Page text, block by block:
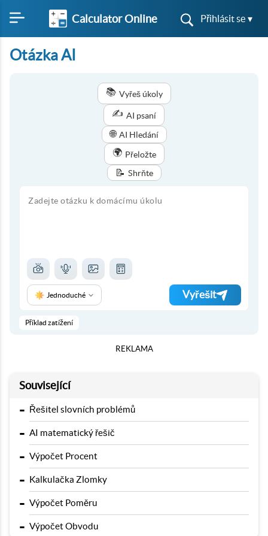
Calculator Online Přihlásit se ▾
Otázka AI
📚 Vyřeš úkoly
✍️ AI psaní
🌐 AI Hledání
🌍 Přeložte
📝 Shrňte
Jednoduché Vyřešit
Příklad zatížení
REKLAMA
Související
- Řešitel slovních problémů
- AI matematický řešič
- Výpočet Procent
- Kalkulačka Zlomky
- Výpočet Poměru
- Výpočet Obvodu